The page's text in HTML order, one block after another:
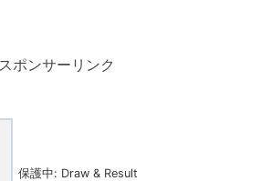
スポンサーリンク
保護中: Draw & Result